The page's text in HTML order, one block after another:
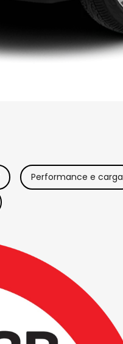
Performance e carga